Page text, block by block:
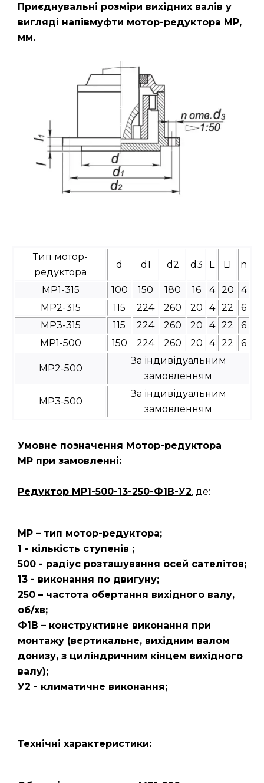
Приєднувальні розміри вихідних валів у
вигляді напівмуфти мотор-редуктора МР,
мм.
Тип мотор-
редуктора
d d1 d2 d3 L L1 n
МР1-315 100 150 180 16 4 20
4
МР2-315
115 224 260 20 4 22
6
МР3-315
115 224 260 20 4 22
6
МР1-500
150 224 260 20 4 22 6
МР2-500
За індивідуальним
замовленням
МР3-500
За індивідуальним
замовленням
Умовне позначення Мотор-редуктора
МР при замовленні:
Редуктор МР1-500-13-250-Ф1В-У2, де:
МР – тип мотор-редуктора;
1 - кількість ступенів ;
500 - радіус розташування осей сателітов;
13 - виконання по двигуну;
250 – частота обертання вихідного валу,
об/хв;
Ф1В – конструктивне виконання при
монтажу (вертикальне, вихідним валом
донизу, з циліндричним кінцем вихідного
валу);
У2 - климатичне виконання;
Технічні характеристики: